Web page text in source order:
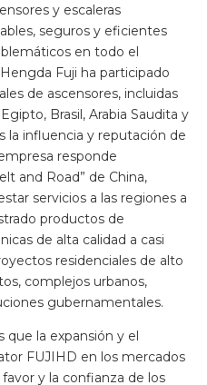
y escaleras
seguros y eficientes
en todo el
Fuji ha participado
de ascensores, incluidas
Brasil, Arabia Saudita y
la influencia y reputación de
responde
and Road” de China,
servicios a las regiones a
productos de
de alta calidad a casi
residenciales de alto
complejos urbanos,
gubernamentales.
que la expansión y el
FUJIHD en los mercados
y la confianza de los